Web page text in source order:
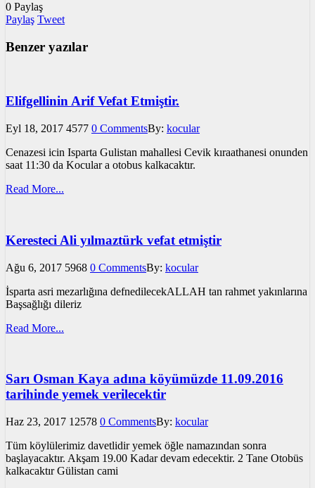
0 Paylaş
Paylaş Tweet
Benzer yazılar
Elifgellinin Arif Vefat Etmiştir.
Eyl 18, 2017 4577 0 CommentsBy: kocular
Cenazesi icin Isparta Gulistan mahallesi Cevik kıraathanesi onunden
saat 11:30 da Kocular a otobus kalkacaktır.
Read More...
Keresteci Ali yılmaztürk vefat etmiştir
Ağu 6, 2017 5968 0 CommentsBy: kocular
İsparta asri mezarlığına defnedilecekALLAH tan rahmet yakınlarına
Başsağlığı dileriz
Read More...
Sarı Osman Kaya adına köyümüzde 11.09.2016
tarihinde yemek verilecektir
Haz 23, 2017 12578 0 CommentsBy: kocular
Tüm köylülerimiz davetlidir yemek öğle namazından sonra
başlayacaktır. Akşam 19.00 Kadar devam edecektir. 2 Tane Otobüs
kalkacaktır Gülistan cami